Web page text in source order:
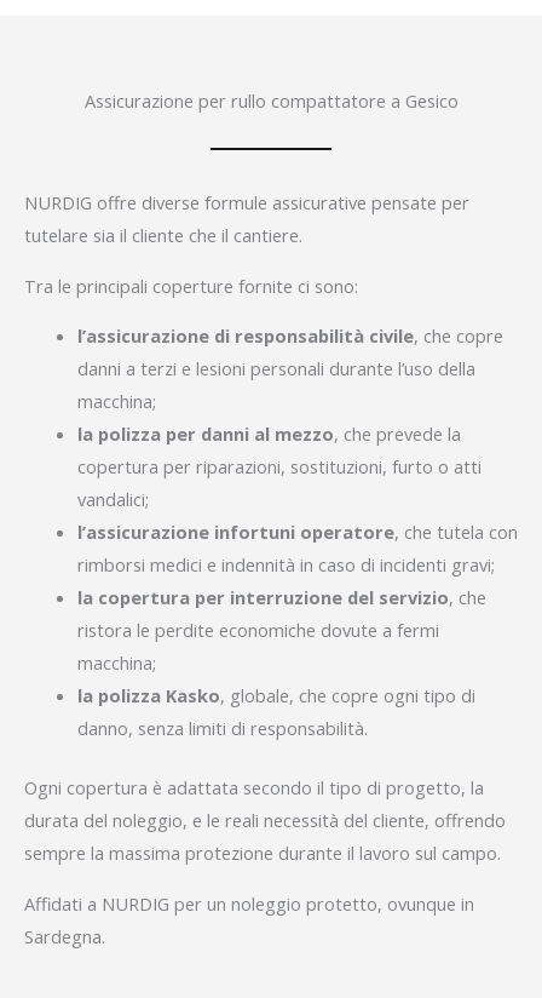
Assicurazione per rullo compattatore a Gesico
NURDIG offre diverse formule assicurative pensate per
tutelare sia il cliente che il cantiere.
Tra le principali coperture fornite ci sono:
l’assicurazione di responsabilità civile, che copre
danni a terzi e lesioni personali durante l’uso della
macchina;
la polizza per danni al mezzo, che prevede la
copertura per riparazioni, sostituzioni, furto o atti
vandalici;
l’assicurazione infortuni operatore, che tutela con
rimborsi medici e indennità in caso di incidenti gravi;
la copertura per interruzione del servizio, che
ristora le perdite economiche dovute a fermi
macchina;
la polizza Kasko, globale, che copre ogni tipo di
danno, senza limiti di responsabilità.
Ogni copertura è adattata secondo il tipo di progetto, la
durata del noleggio, e le reali necessità del cliente, offrendo
sempre la massima protezione durante il lavoro sul campo.
Affidati a NURDIG per un noleggio protetto, ovunque in
Sardegna.